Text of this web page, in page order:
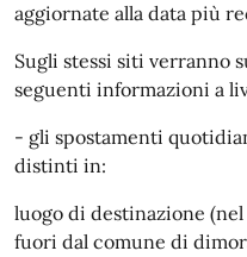
aggiornate alla data più
Sugli stessi siti verranno
seguenti informazioni a
- gli spostamenti
distinti in:
luogo di destinazione
fuori dal comune di